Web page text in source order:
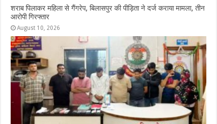
शराब पिलाकर महिला से गैंगरेप, बिलासपुर की पीड़िता ने दर्ज कराया मामला, तीन
आरोपी गिरफ्तार
August 10, 2026